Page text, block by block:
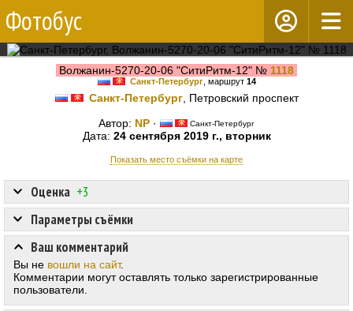
Фотобус
Волжанин-5270-20-06 "СитиРитм-12" № 1118
Санкт-Петербург, маршрут 14
Санкт-Петербург, Петровский проспект
Автор: NP · Санкт-Петербург
Дата: 24 сентября 2019 г., вторник
Показать место съёмки на карте
Оценка +3
Параметры съёмки
Ваш комментарий
Вы не вошли на сайт.
Комментарии могут оставлять только зарегистрированные
пользователи.